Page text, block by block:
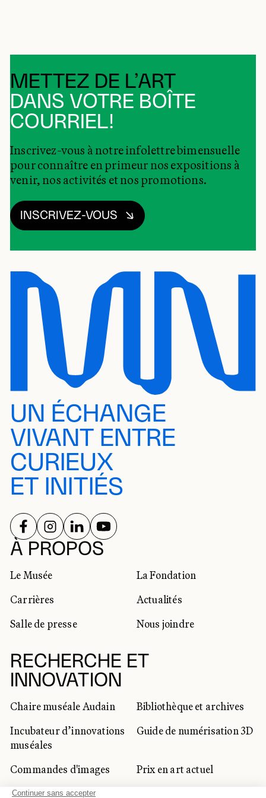
METTEZ DE L’ART
DANS VOTRE BOÎTE
COURRIEL!
Inscrivez-vous à notre infolettre bimensuelle
pour connaître en primeur nos expositions à
venir, nos activités et nos promotions.
INSCRIVEZ-VOUS
UN ÉCHANGE
VIVANT ENTRE
CURIEUX
ET INITIÉS
À PROPOS
Le Musée
La Fondation
Carrières
Actualités
Salle de presse
Nous joindre
RECHERCHE ET
INNOVATION
Chaire muséale Audain
Bibliothèque et archives
Incubateur d’innovations
muséales
Guide de numérisation 3D
Commandes d'images
Prix en art actuel
Prix Lynne-Cohen
RÉSEAUX SOCIAUX
SUIVEZ-NOUS SUR
SUIVEZ-NOUS SUR
SUIVEZ-NOUS SUR
SUIVEZ-NOUS SUR